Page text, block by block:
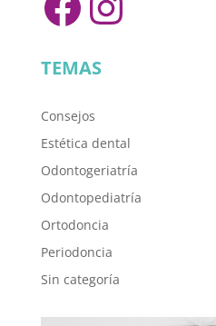
TEMAS
Consejos
Estética dental
Odontogeriatría
Odontopediatría
Ortodoncia
Periodoncia
Sin categoría